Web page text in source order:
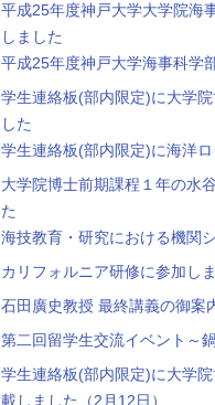
平成25年度神戸大学大学院海
しました
平成25年度神戸大学海事科学
学生連絡板(部内限定)に大学
した
学生連絡板(部内限定)に海洋
大学院博士前期課程１年の水
た
海技教育・研究における機関
カリフォルニア研修に参加し
石田廣史教授 最終講義の御案
第二回留学生交流イベント～
学生連絡板(部内限定)に大学
載しました（2月12日）